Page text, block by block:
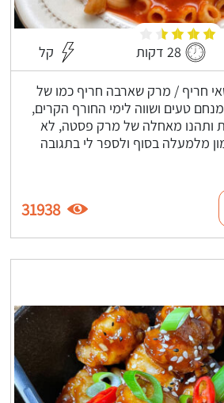
28 דקות קל
חריף / מרק שארבה חריף כמו של
טעים ושווה לימי החורף הקרים,
ותהנו מאחלה של מרק פסטה, לא
מלמעלה בסוף ולספר לי בתגובה
31938